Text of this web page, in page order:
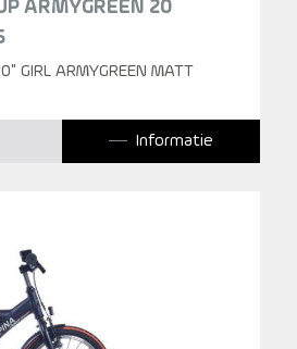
ARMYGREEN 20
GIRL ARMYGREEN MATT
Informatie